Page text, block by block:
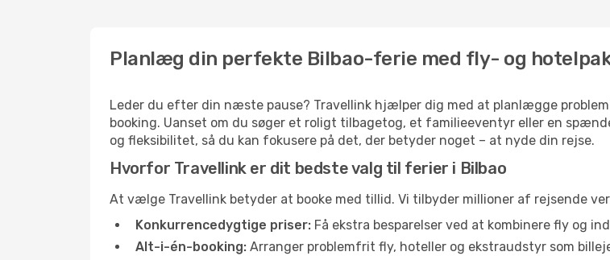
Planlæg din perfekte Bilbao-ferie med fly- og
Leder du efter din næste pause? Travellink hjælper dig med at planlægge
booking. Uanset om du søger et roligt tilbagetog, et familieeventyr eller en
og fleksibilitet, så du kan fokusere på det, der betyder noget – at nyde din rejse.
Hvorfor Travellink er dit bedste valg til ferier i Bilbao
At vælge Travellink betyder at booke med tillid. Vi tilbyder millioner af rejsende
Konkurrencedygtige priser: Få ekstra besparelser ved at kombinere fly og
Alt-i-én-booking: Arranger problemfrit fly, hoteller og ekstraudstyr som